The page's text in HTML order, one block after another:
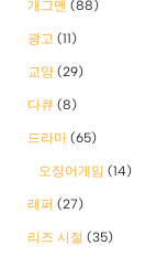
개그맨 (88)
광고 (11)
교양 (29)
다큐 (8)
드라마 (65)
오징어게임 (14)
래퍼 (27)
리즈 시절 (35)